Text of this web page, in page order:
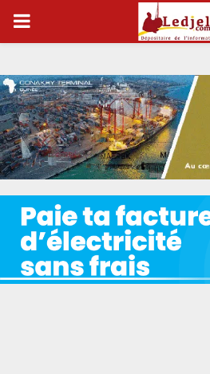
P
I
M
A
R
Y